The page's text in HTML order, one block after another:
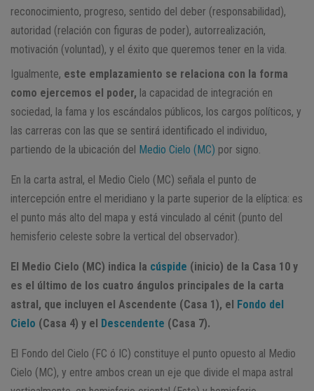
reconocimiento, progreso, sentido del deber (responsabilidad),
autoridad (relación con figuras de poder), autorrealización,
motivación (voluntad), y el éxito que queremos tener en la vida.
Igualmente, este emplazamiento se relaciona con la forma
como ejercemos el poder, la capacidad de integración en
sociedad, la fama y los escándalos públicos, los cargos políticos, y
las carreras con las que se sentirá identificado el individuo,
partiendo de la ubicación del Medio Cielo (MC) por signo.
En la carta astral, el Medio Cielo (MC) señala el punto de
intercepción entre el meridiano y la parte superior de la elíptica: es
el punto más alto del mapa y está vinculado al cénit (punto del
hemisferio celeste sobre la vertical del observador).
El Medio Cielo (MC) indica la cúspide (inicio) de la Casa 10 y
es el último de los cuatro ángulos principales de la carta
astral, que incluyen el Ascendente (Casa 1), el Fondo del
Cielo (Casa 4) y el Descendente (Casa 7).
El Fondo del Cielo (FC ó IC) constituye el punto opuesto al Medio
Cielo (MC), y entre ambos crean un eje que divide el mapa astral